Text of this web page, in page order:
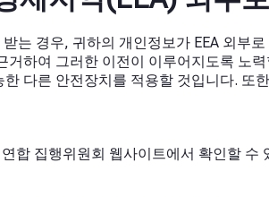
는 경우, 귀하의 개인정보가 EEA 외부
하여 그러한 이전이 이루어지도록 노
다른 안전장치를 적용할 것입니다.
합 집행위원회 웹사이트에서 확인할 수